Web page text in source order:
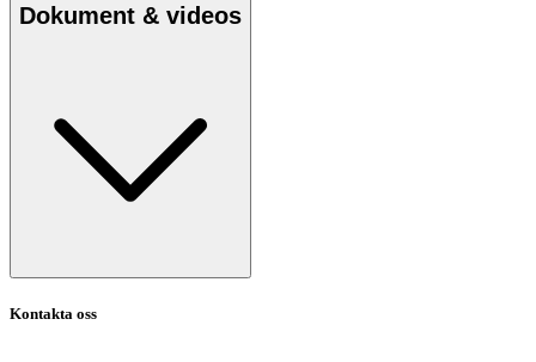
Dokument & videos
Kontakta oss